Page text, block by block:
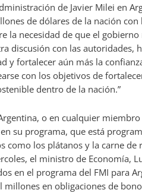
de Javier Milei en
de dólares de la nación
la necesidad de que el
discusión con las autoridades,
fortalecer aún más la
con los objetivos de
dentro de la nación.”
o en cualquier
su programa, que está
los plátanos y la carne de
el ministro de Economía,
en el programa del FMI para
en obligaciones de